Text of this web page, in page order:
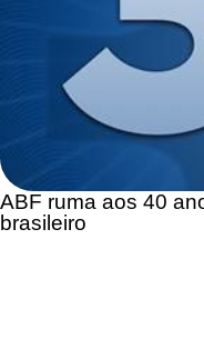
ABF ruma aos 40
brasileiro